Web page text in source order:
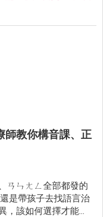
師教你構音課、正
ㄢㄣㄤㄥ全部都發的
是帶孩子去找語言治
，該如何選擇才能真